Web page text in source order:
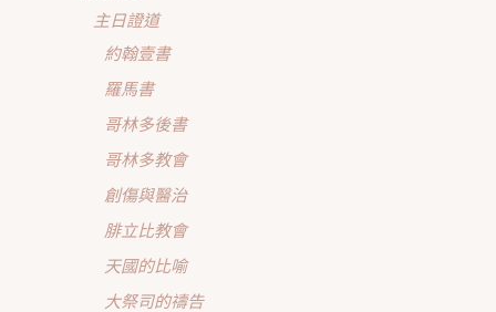
主日證道
約翰壹書
羅馬書
哥林多後書
哥林多教會
創傷與醫治
腓立比教會
天國的比喻
大祭司的禱告